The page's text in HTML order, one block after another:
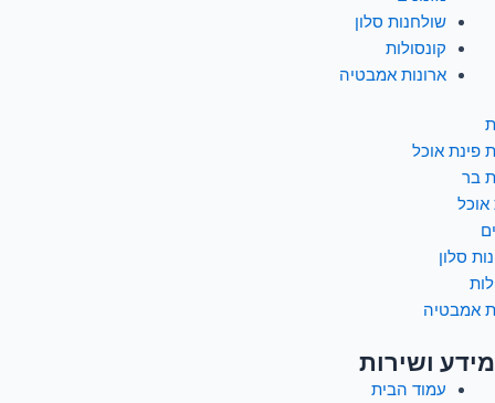
שולחנות סלון
קונסולות
ארונות אמבטיה
פינת אוכל
בר
אוכל
סלון
אמבטיה
מידע ושירות
עמוד הבית